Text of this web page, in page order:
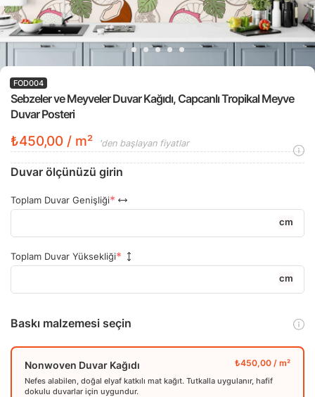
Sebzeler ve Meyveler Duvar Kağıdı, Capcanlı Tropikal Meyve
Duvar Posteri
FOD004
₺450,00 / m² 'den başlayan fiyatlar
Duvar ölçünüzü girin
Toplam Duvar Genişliği
cm
Toplam Duvar Yüksekliği
cm
Baskı malzemesi seçin
Nonwoven Duvar Kağıdı
Nefes alabilen, doğal elyaf katkılı mat kağıt. Tutkalla uygulanır, hafif
dokulu duvarlar için uygundur.